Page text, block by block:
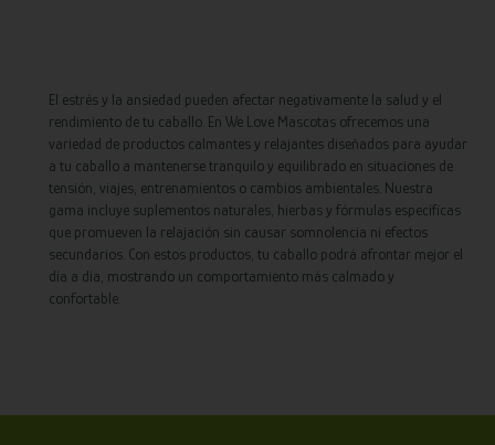
El estrés y la ansiedad pueden afectar negativamente la salud y el
rendimiento de tu caballo. En We Love Mascotas ofrecemos una
variedad de productos calmantes y relajantes diseñados para ayudar
a tu caballo a mantenerse tranquilo y equilibrado en situaciones de
tensión, viajes, entrenamientos o cambios ambientales. Nuestra
gama incluye suplementos naturales, hierbas y fórmulas específicas
que promueven la relajación sin causar somnolencia ni efectos
secundarios. Con estos productos, tu caballo podrá afrontar mejor el
día a día, mostrando un comportamiento más calmado y
confortable.